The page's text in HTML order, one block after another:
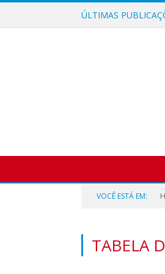
ÚLTIMAS
VOCÊ ESTÁ EM:
TABELA